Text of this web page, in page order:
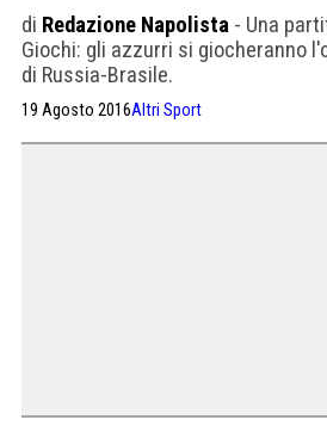
di Redazione Napolista - Una
Giochi: gli azzurri si giocheranno
di Russia-Brasile.
19 Agosto 2016Altri Sport